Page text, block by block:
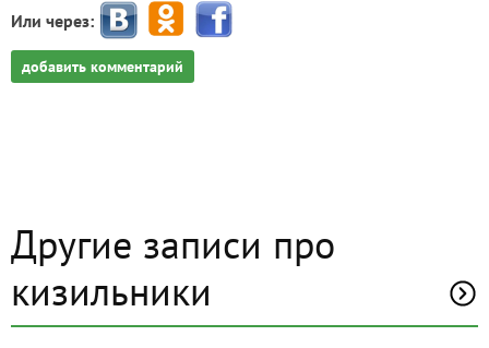
Или через:
добавить комментарий
Другие записи про
кизильники